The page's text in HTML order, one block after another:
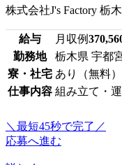
株式会社J's Factory 栃
給与 月収例
勤務地
栃木県 宇都
寮・社宅 あり（無料）
仕事内容 組み立て・
＼最短45秒で完了／
応募へ進む